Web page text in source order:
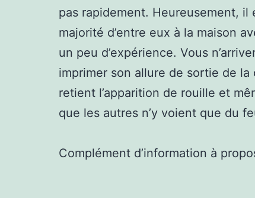
pas rapidement. Heureusement, il
majorité d’entre eux à la maison
un peu d’expérience. Vous
imprimer son allure de sortie de la
retient l’apparition de rouille et
que les autres n’y voient que du
Complément d’information à